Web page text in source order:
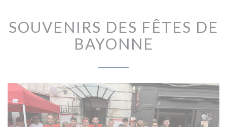
SOUVENIRS DES FÊTES DE
BAYONNE